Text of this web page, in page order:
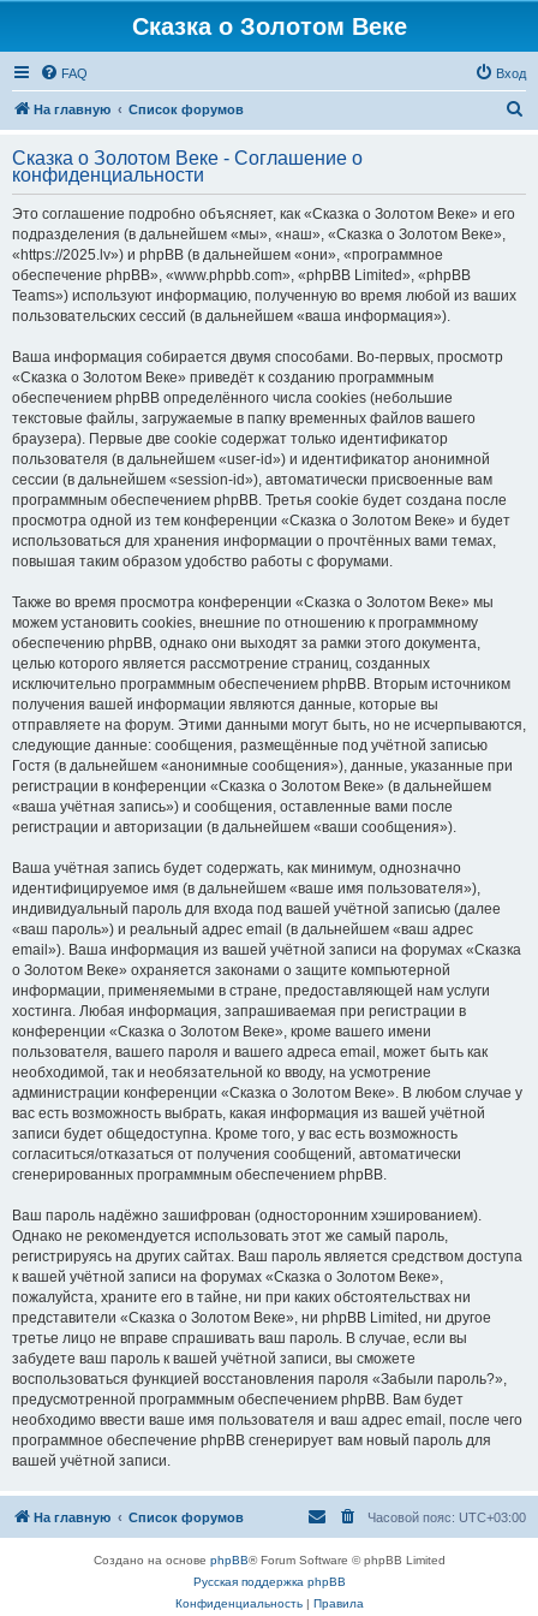
Сказка о Золотом Веке
FAQ Вход
На главную Список форумов
с
Сказка о Золотом Веке - Соглашение о
конфиденциальности
Это соглашение подробно объясняет, как «Сказка о Золотом Веке» и его
подразделения (в дальнейшем «мы», «наш», «Сказка о Золотом Веке»,
«https://2025.lv») и phpBB (в дальнейшем «они», «программное
обеспечение phpBB», «www.phpbb.com», «phpBB Limited», «phpBB
Teams») используют информацию, полученную во время любой из ваших
пользовательских сессий (в дальнейшем «ваша информация»).
Ваша информация собирается двумя способами. Во-первых, просмотр
«Сказка о Золотом Веке» приведёт к созданию программным
обеспечением phpBB определённого числа cookies (небольшие
текстовые файлы, загружаемые в папку временных файлов вашего
браузера). Первые две cookie содержат только идентификатор
пользователя (в дальнейшем «user-id») и идентификатор анонимной
сессии (в дальнейшем «session-id»), автоматически присвоенные вам
программным обеспечением phpBB. Третья cookie будет создана после
просмотра одной из тем конференции «Сказка о Золотом Веке» и будет
использоваться для хранения информации о прочтённых вами темах,
повышая таким образом удобство работы с форумами.
Также во время просмотра конференции «Сказка о Золотом Веке» мы
можем установить cookies, внешние по отношению к программному
обеспечению phpBB, однако они выходят за рамки этого документа,
целью которого является рассмотрение страниц, созданных
исключительно программным обеспечением phpBB. Вторым источником
получения вашей информации являются данные, которые вы
отправляете на форум. Этими данными могут быть, но не исчерпываются,
следующие данные: сообщения, размещённые под учётной записью
Гостя (в дальнейшем «анонимные сообщения»), данные, указанные при
регистрации в конференции «Сказка о Золотом Веке» (в дальнейшем
«ваша учётная запись») и сообщения, оставленные вами после
регистрации и авторизации (в дальнейшем «ваши сообщения»).
Ваша учётная запись будет содержать, как минимум, однозначно
идентифицируемое имя (в дальнейшем «ваше имя пользователя»),
индивидуальный пароль для входа под вашей учётной записью (далее
«ваш пароль») и реальный адрес email (в дальнейшем «ваш адрес
email»). Ваша информация из вашей учётной записи на форумах «Сказка
о Золотом Веке» охраняется законами о защите компьютерной
информации, применяемыми в стране, предоставляющей нам услуги
хостинга. Любая информация, запрашиваемая при регистрации в
конференции «Сказка о Золотом Веке», кроме вашего имени
пользователя, вашего пароля и вашего адреса email, может быть как
необходимой, так и необязательной ко вводу, на усмотрение
администрации конференции «Сказка о Золотом Веке». В любом случае у
вас есть возможность выбрать, какая информация из вашей учётной
записи будет общедоступна. Кроме того, у вас есть возможность
согласиться/отказаться от получения сообщений, автоматически
сгенерированных программным обеспечением phpBB.
Ваш пароль надёжно зашифрован (односторонним хэшированием).
Однако не рекомендуется использовать этот же самый пароль,
регистрируясь на других сайтах. Ваш пароль является средством доступа
к вашей учётной записи на форумах «Сказка о Золотом Веке»,
пожалуйста, храните его в тайне, ни при каких обстоятельствах ни
представители «Сказка о Золотом Веке», ни phpBB Limited, ни другое
третье лицо не вправе спрашивать ваш пароль. В случае, если вы
забудете ваш пароль к вашей учётной записи, вы сможете
воспользоваться функцией восстановления пароля «Забыли пароль?»,
предусмотренной программным обеспечением phpBB. Вам будет
необходимо ввести ваше имя пользователя и ваш адрес email, после чего
программное обеспечение phpBB сгенерирует вам новый пароль для
вашей учётной записи.
На главную Список форумов Часовой пояс: UTC+03:00
Создано на основе phpBB® Forum Software © phpBB Limited
Русская поддержка phpBB
Конфиденциальность| Правила